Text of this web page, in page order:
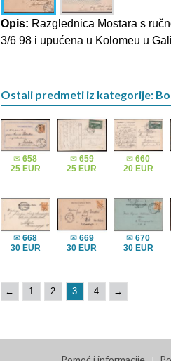
Opis: Razglednica Mostara s
3/6 98 i upućena u Kolomeu u
Ostali predmeti iz kategorije:
✉658
25 EUR
✉ 659
25 EUR
✉660
20 EUR
✉668
30 EUR
✉ 669
30 EUR
✉670
30 EUR
← 1 2 3 4 →